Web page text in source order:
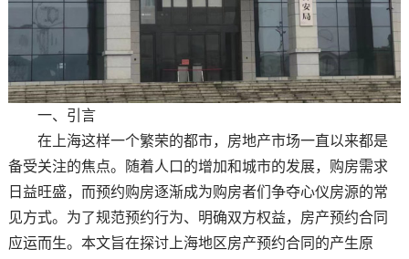
一、引言
在上海这样一个繁荣的都市，房地产市场一直以来都是
备受关注的焦点。随着人口的增加和城市的发展，购房需求
日益旺盛，而预约购房逐渐成为购房者们争夺心仪房源的常
见方式。为了规范预约行为、明确双方权益，房产预约合同
应运而生。本文旨在探讨上海地区房产预约合同的产生原